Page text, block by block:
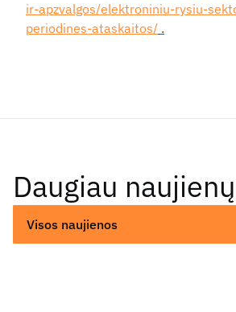
ir-apzvalgos/elektroniniu-rysiu-
periodines-ataskaitos/ .
Daugiau naujienų
Visos naujienos